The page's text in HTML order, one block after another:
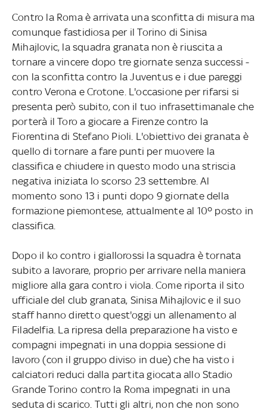
Contro la Roma è arrivata una sconfitta di misura ma
comunque fastidiosa per il Torino di Sinisa
Mihajlovic, la squadra granata non è riuscita a
tornare a vincere dopo tre giornate senza successi -
con la sconfitta contro la Juventus e i due pareggi
contro Verona e Crotone. L'occasione per rifarsi si
presenta però subito, con il tuo infrasettimanale che
porterà il Toro a giocare a Firenze contro la
Fiorentina di Stefano Pioli. L'obiettivo dei granata è
quello di tornare a fare punti per muovere la
classifica e chiudere in questo modo una striscia
negativa iniziata lo scorso 23 settembre. Al
momento sono 13 i punti dopo 9 giornate della
formazione piemontese, attualmente al 10º posto in
classifica.
Dopo il ko contro i giallorossi la squadra è tornata
subito a lavorare, proprio per arrivare nella maniera
migliore alla gara contro i viola. Come riporta il sito
ufficiale del club granata, Sinisa Mihajlovic e il suo
staff hanno diretto quest'oggi un allenamento al
Filadelfia. La ripresa della preparazione ha visto e
compagni impegnati in una doppia sessione di
lavoro (con il gruppo diviso in due) che ha visto i
calciatori reduci dalla partita giocata allo Stadio
Grande Torino contro la Roma impegnati in una
seduta di scarico. Tutti gli altri, non che non sono